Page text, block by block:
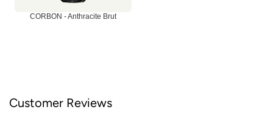
CORBON - Anthracite Brut
Customer Reviews